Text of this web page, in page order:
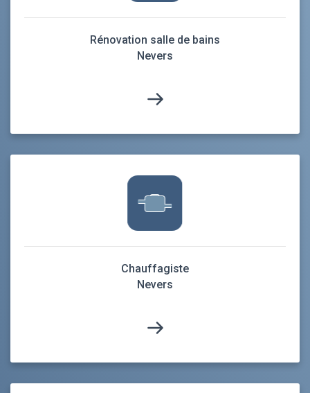
Rénovation salle de bains
Nevers
Chauffagiste
Nevers